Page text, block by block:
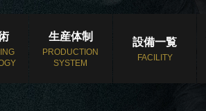
生産体制
PRODUCTION
SYSTEM
設備一覧
FACILITY